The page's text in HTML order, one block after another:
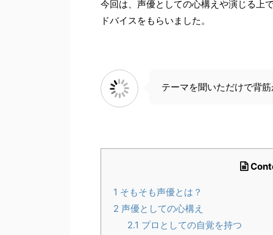
今回は、声優としての心構えや演じる上
ドバイスをもらいました。
テーマを聞いただけで背
1 そもそも声優とは？
2 声優としての心構え
2.1 プロとしての自覚を持つ